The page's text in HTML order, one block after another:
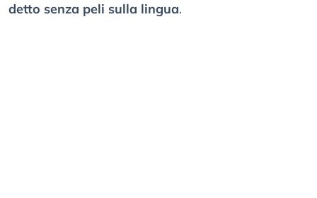
detto senza peli sulla lingua.